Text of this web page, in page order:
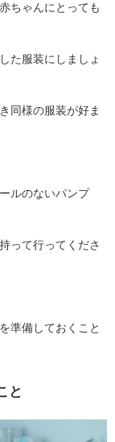
ちゃんにとっても
た服装にしましょ
同様の服装が好ま
ルのないパンプ
って行ってくださ
準備しておくこと
と